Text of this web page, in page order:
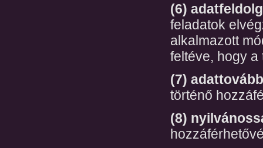
(6)
feladatok
alkalmazott
feltéve, hogy
(7)
történő
(8)